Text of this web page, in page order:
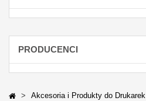
PRODUCENCI
Akcesoria i Produkty do Drukarek